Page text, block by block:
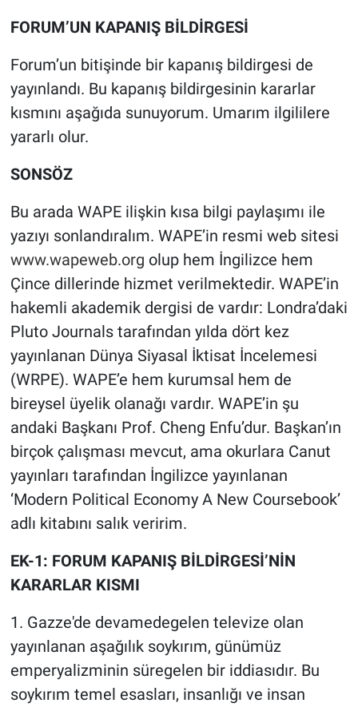
FORUM’UN KAPANIŞ BİLDİRGESİ
Forum’un bitişinde bir kapanış bildirgesi de
yayınlandı. Bu kapanış bildirgesinin kararlar
kısmını aşağıda sunuyorum. Umarım ilgililere
yararlı olur.
SONSÖZ
Bu arada WAPE ilişkin kısa bilgi paylaşımı ile
yazıyı sonlandıralım. WAPE’in resmi web sitesi
www.wapeweb.org olup hem İngilizce hem
Çince dillerinde hizmet verilmektedir. WAPE’in
hakemli akademik dergisi de vardır: Londra’daki
Pluto Journals tarafından yılda dört kez
yayınlanan Dünya Siyasal İktisat İncelemesi
(WRPE). WAPE’e hem kurumsal hem de
bireysel üyelik olanağı vardır. WAPE’in şu
andaki Başkanı Prof. Cheng Enfu’dur. Başkan’ın
birçok çalışması mevcut, ama okurlara Canut
yayınları tarafından İngilizce yayınlanan
‘Modern Political Economy A New Coursebook’
adlı kitabını salık veririm.
EK-1: FORUM KAPANIŞ BİLDİRGESİ’NİN
KARARLAR KISMI
1. Gazze'de devamedegelen televize olan
yayınlanan aşağılık soykırım, günümüz
emperyalizminin süregelen bir iddiasıdır. Bu
soykırım temel esasları, insanlığı ve insan